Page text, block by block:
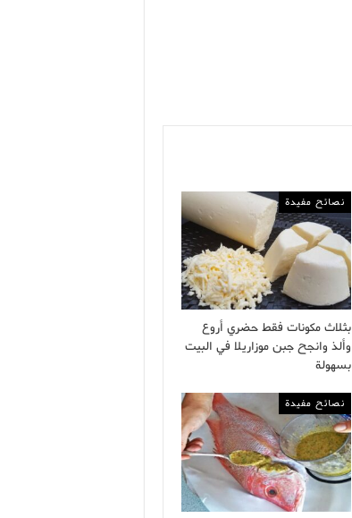
نصائح مفيدة
بثلاث مكونات فقط حضري أروع
وألذ وانجح جبن موزاريلا في البيت
بسهولة
نصائح مفيدة